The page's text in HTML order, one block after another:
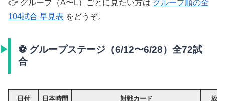
👉 グループ（A〜L）ごとに見たい方は グループ順の全
104試合 早見表 をどうぞ。
⚽ グループステージ（6/12〜6/28）全72試
合
日付 日本時間 対戦カード 放送